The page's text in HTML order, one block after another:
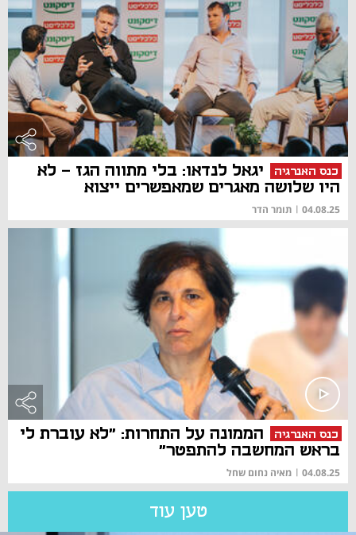
כנס האנרגיה
יגאל לנדאו: בלי מתווה הגז - לא
היו שלושה מאגרים שמאפשרים ייצוא
04.08.25
| תומר הדר
כנס האנרגיה
הממונה על התחרות: "לא עוברת לי
בראש המחשבה להתפטר"
04.08.25
| מאיה נחום שחל
טען עוד